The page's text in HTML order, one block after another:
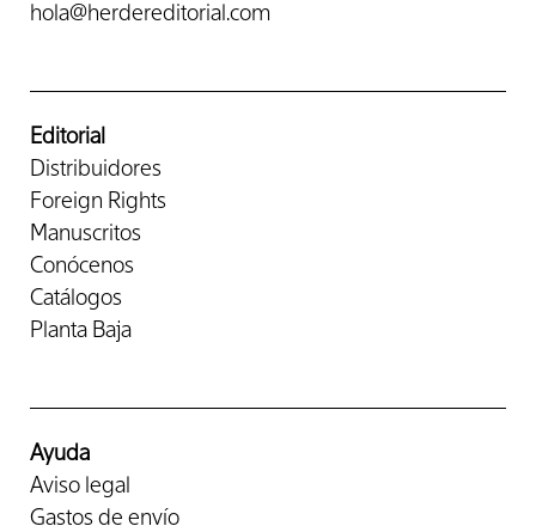
hola@herdereditorial.com
Editorial
Distribuidores
Foreign Rights
Manuscritos
Conócenos
Catálogos
Planta Baja
Ayuda
Aviso legal
Gastos de envío